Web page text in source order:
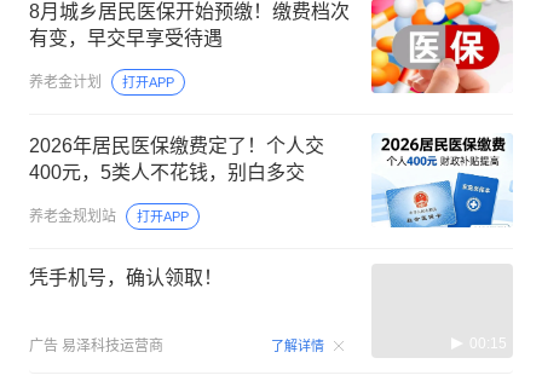
8月城乡居民医保开始预缴！缴费档次
有变，早交早享受待遇
养老金计划 打开APP
2026年居民医保缴费定了！个人交
400元，5类人不花钱，别白多交
养老金规划站 打开APP
凭手机号，确认领取！
广告 易泽科技运营商 了解详情 00:15